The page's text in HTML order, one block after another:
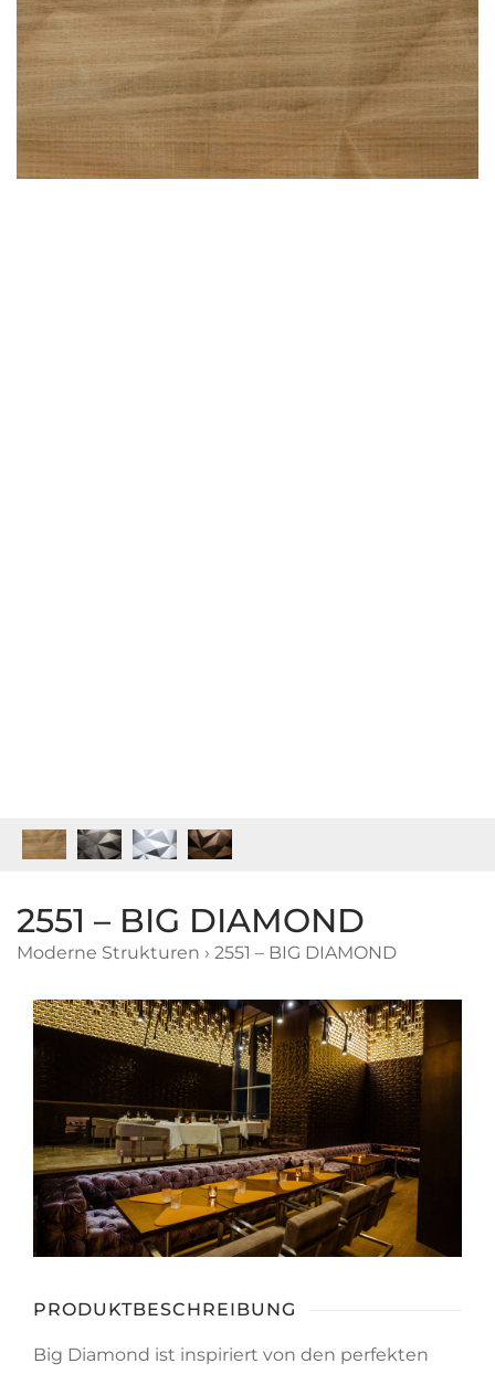
2551 – BIG DIAMOND
Moderne Strukturen › 2551 – BIG DIAMOND
PRODUKTBESCHREIBUNG
Big Diamond ist inspiriert von den perfekten